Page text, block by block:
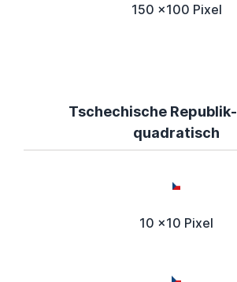
150 x100 Pixel
Tschechische
quadratisch
10 x10 Pixel